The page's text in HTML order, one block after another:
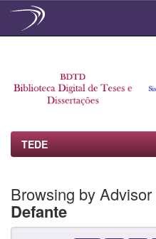
TEDE
Browsing by Advisor
Defante